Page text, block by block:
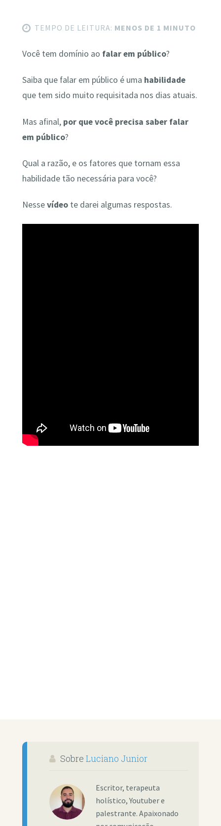
TEMPO DE LEITURA: MENOS DE 1 MINUTO
Você tem domínio ao falar em público?
Saiba que falar em público é uma habilidade
que tem sido muito requisitada nos dias atuais.
Mas afinal, por que você precisa saber falar
em público?
Qual a razão, e os fatores que tornam essa
habilidade tão necessária para você?
Nessevídeote darei algumas respostas.
Sobre Luciano Junior
Escritor, terapeuta
holístico, Youtuber e
palestrante. Apaixonado